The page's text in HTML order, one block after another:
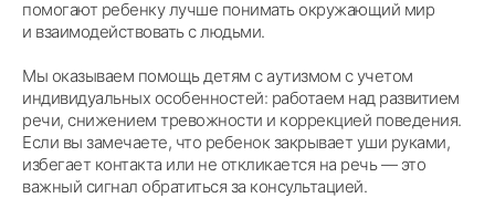
помогают ребенку лучше понимать окружающий мир
и взаимодействовать с людьми.
Мы оказываем помощь детям с аутизмом с учетом
индивидуальных особенностей: работаем над развитием
речи, снижением тревожности и коррекцией поведения.
Если вы замечаете, что ребенок закрывает уши руками,
избегает контакта или не откликается на речь — это
важный сигнал обратиться за консультацией.